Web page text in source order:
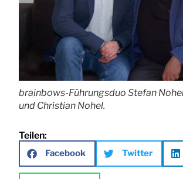
brainbows-Führungsduo Stefan
und Christian Nohel.
Teilen:
Facebook Twitter